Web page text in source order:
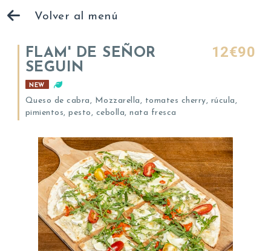
Volver al menú
FLAM' DE SEÑOR
SEGUIN
12€90
NEW
Queso de cabra, Mozzarella, tomates cherry, rúcula,
pimientos, pesto, cebolla, nata fresca